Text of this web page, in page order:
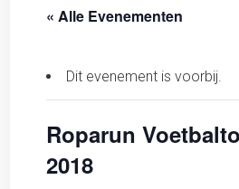
« Alle Evenementen
Dit evenement is voorbij.
Roparun
2018